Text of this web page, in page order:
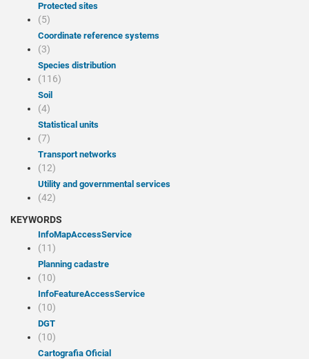
Protected sites
(5)
Coordinate reference systems
(3)
Species distribution
(116)
Soil
(4)
Statistical units
(7)
Transport networks
(12)
Utility and governmental services
(42)
KEYWORDS
infoMapAccessService
(11)
Planning cadastre
(10)
infoFeatureAccessService
(10)
DGT
(10)
Cartografia Oficial